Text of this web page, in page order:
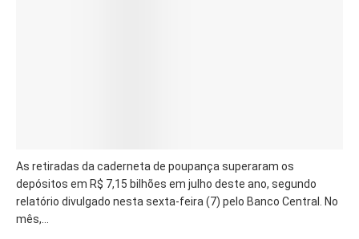
As retiradas da caderneta de poupança superaram os
depósitos em R$ 7,15 bilhões em julho deste ano, segundo
relatório divulgado nesta sexta-feira (7) pelo Banco Central. No
mês,...